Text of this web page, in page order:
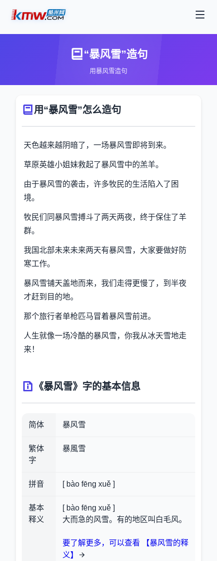
“暴风雪”造句
用暴风雪造句
用“暴风雪”怎么造句
天色越来越阴暗了，一场暴风雪即将到来。
草原英雄小姐妹救起了暴风雪中的羔羊。
由于暴风雪的袭击，许多牧民的生活陷入了困
境。
牧民们同暴风雪搏斗了两天两夜，终于保住了羊
群。
我国北部未来未来两天有暴风雪，大家要做好防
寒工作。
暴风雪铺天盖地而来，我们走得更慢了，到半夜
才赶到目的地。
那个旅行者单枪匹马冒着暴风雪前进。
人生就像一场冷酷的暴风雪，你我从冰天雪地走
来！
《暴风雪》字的基本信息
简体 暴风雪
繁体
字
暴風雪
拼音 [ bào fēng xuě ]
基本
释义
[ bào fēng xuě ]
大而急的风雪。有的地区叫白毛风。
要了解更多，可以查看 【暴风雪的释
义】